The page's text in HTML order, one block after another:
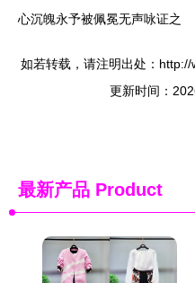
心沉魄永予被佩冕无声咏证之
如若转载，请注明出处：
更新时间：
最新产品 Product